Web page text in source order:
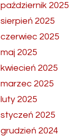
październik 2025
sierpień 2025
czerwiec 2025
maj 2025
kwiecień 2025
marzec 2025
luty 2025
styczeń 2025
grudzień 2024